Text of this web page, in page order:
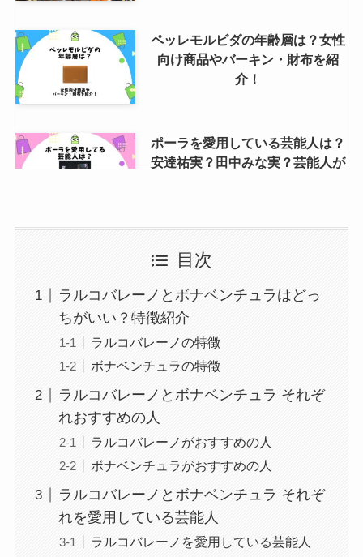
ペッレモルビダの年齢層は？女性
向け商品やバーキン・財布を紹
介！
ポーラを愛用している芸能人は？
安達祐実？田中みな実？芸能人が
価はいくら？ドンキや通販など価
Acerのノートパソコンの評判や口
コミ、おすすめを調査！危険性は
ある？
アクシーズファムの刀剣乱舞コラ
ボ！今だけの限定アイテム完全版
目次
ラルコバレーノとボナベンチュラはどっ
ちがいい？特徴紹介
ラルコバレーノの特徴
ボナベンチュラの特徴
ラルコバレーノとボナベンチュラ それぞ
れおすすめの人
ラルコバレーノがおすすめの人
ボナベンチュラがおすすめの人
ラルコバレーノとボナベンチュラ それぞ
れを愛用している芸能人
ラルコバレーノを愛用している芸能人